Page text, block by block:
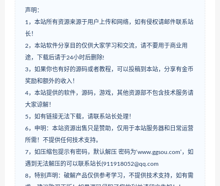
声明：
1，本站所有资源来源于用户上传和网络，如有侵权请邮件联系站
长！
2，本站软件分享目的仅供大家学习和交流，请不要用于商业用
途，下载后请于24小时后删除!
3，如果你也有好的源码或者教程，可以投稿到本站，分享有金币
奖励和额外的收入！
4，本站提供的软件，源码，游戏，其他资源部不包含技术服务请
大家谅解！
5，如有链接无法下载，请联系站长处理！
6，申明：本站资源出售只是赞助，仅用于本站服务器和日常运营
所需！不提供任何技术支持。
7，如压缩包提示有密码，默认解压 密码为‘www.ggsou.com’，如
遇到无法解压的可以联系站长(911918052@qq.com
8，特别声明：破解产品仅供参考学习，不提供技术支持，如有需